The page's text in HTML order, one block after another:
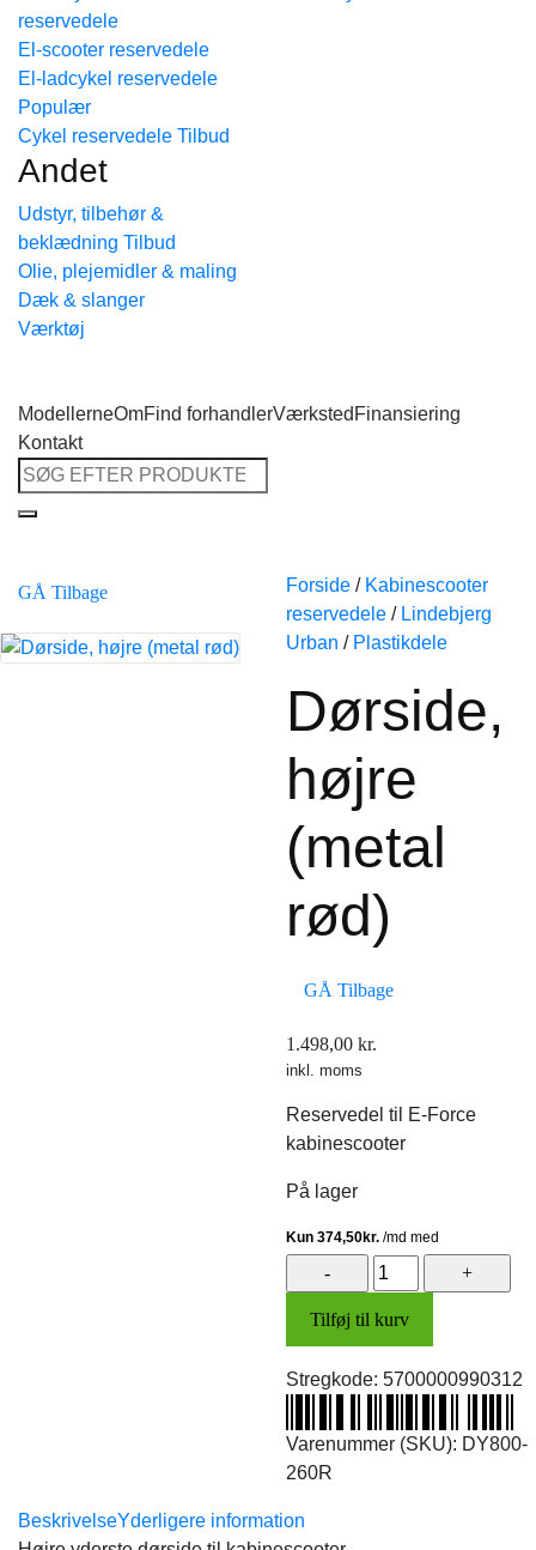
reservedele
El-scooter reservedele
El-ladcykel reservedele
Cykel reservedele
Andet
Udstyr, tilbehør &
beklædning
Olie, plejemidler & maling
Dæk & slanger
Værktøj
ModellerneOmFind forhandlerVærksted Finansiering
Kontakt
Søg
efter:
GÅ Tilbage Forside / Kabinescooter
reservedele / Lindebjerg
Urban / Plastikdele
Dørside,
højre
(metal
rød)
GÅ Tilbage
1.498,00 kr.
inkl. moms
Reservedel til E-Force
kabinescooter
På lager
Dørside,
højre
(metal
rød)
antal
Tilføj til kurv
Stregkode: 5700000990312
Varenummer (SKU): DY800-
260R
BeskrivelseYderligere information